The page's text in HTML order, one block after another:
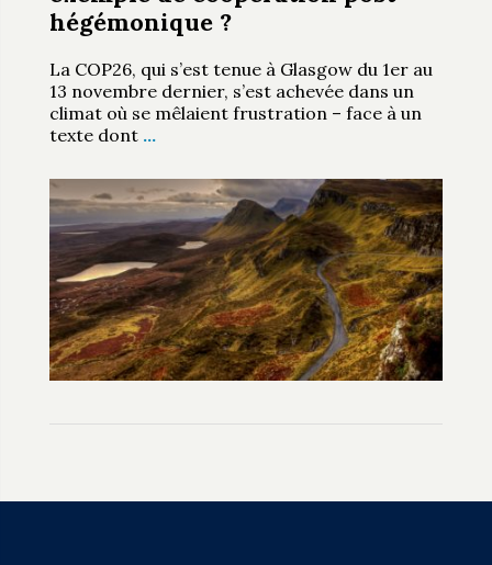
hégémonique ?
La COP26, qui s’est tenue à Glasgow du 1er au
13 novembre dernier, s’est achevée dans un
climat où se mêlaient frustration – face à un
texte dont …